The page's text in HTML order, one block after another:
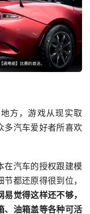
方，游戏从现实取
多汽车爱好者所喜欢
在汽车的授权跟建模
都还原得很到位，
易觉得这样还不够，
、油箱盖等各种可活